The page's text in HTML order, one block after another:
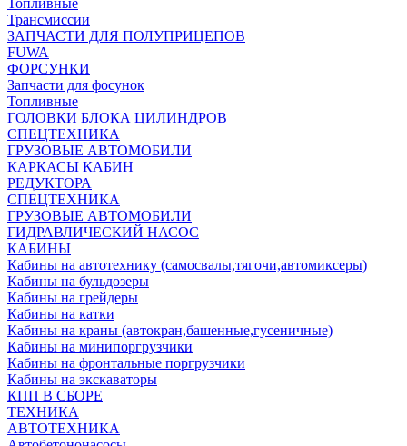
Топливные
Трансмиссии
ЗАПЧАСТИ ДЛЯ ПОЛУПРИЦЕПОВ
FUWA
ФОРСУНКИ
Запчасти для фосунок
Топливные
ГОЛОВКИ БЛОКА ЦИЛИНДРОВ
СПЕЦТЕХНИКА
ГРУЗОВЫЕ АВТОМОБИЛИ
КАРКАСЫ КАБИН
РЕДУКТОРА
СПЕЦТЕХНИКА
ГРУЗОВЫЕ АВТОМОБИЛИ
ГИДРАВЛИЧЕСКИЙ НАСОС
КАБИНЫ
Кабины на автотехнику (самосвалы,тягочи,автомиксеры)
Кабины на бульдозеры
Кабины на грейдеры
Кабины на катки
Кабины на краны (автокран,башенные,гусеничные)
Кабины на минипоргрузчики
Кабины на фронтальные поргрузчики
Кабины на экскаваторы
КПП В СБОРЕ
ТЕХНИКА
АВТОТЕХНИКА